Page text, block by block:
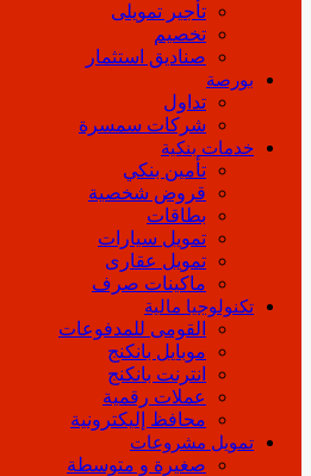
تأجير تمويلى
تخصيم
صناديق استثمار
بورصة
تداول
شركات سمسرة
خدمات بنكية
تأمين بنكي
قروض شخصية
بطاقات
تمويل سيارات
تمويل عقارى
ماكينات صرف
تكنولوجيا مالية
القومى للمدفوعات
موبايل بانكنج
انترنت بانكنج
عملات رقمية
محافظ إليكترونية
تمويل مشروعات
صغيرة و متوسطة